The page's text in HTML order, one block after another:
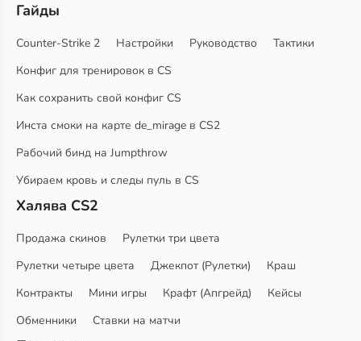
Гайды
Counter-Strike 2 Настройки Руководство
Тактики
Конфиг для тренировок в CS
Как сохранить свой конфиг CS
Инста смоки на карте de_mirage в CS2
Рабочий бинд на Jumpthrow
Убираем кровь и следы пуль в CS
Халява CS2
Продажа скинов
Рулетки три цвета
Рулетки четыре цвета
Джекпот (Рулетки)
Краш
Контракты
Мини игры Крафт (Апгрейд)
Кейсы
Обменники
Ставки на матчи